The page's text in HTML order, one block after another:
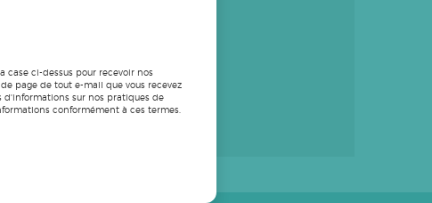
case ci-dessus pour recevoir nos
page de tout e-mail que vous recevez
d'informations sur nos pratiques de
conformément à ces termes.